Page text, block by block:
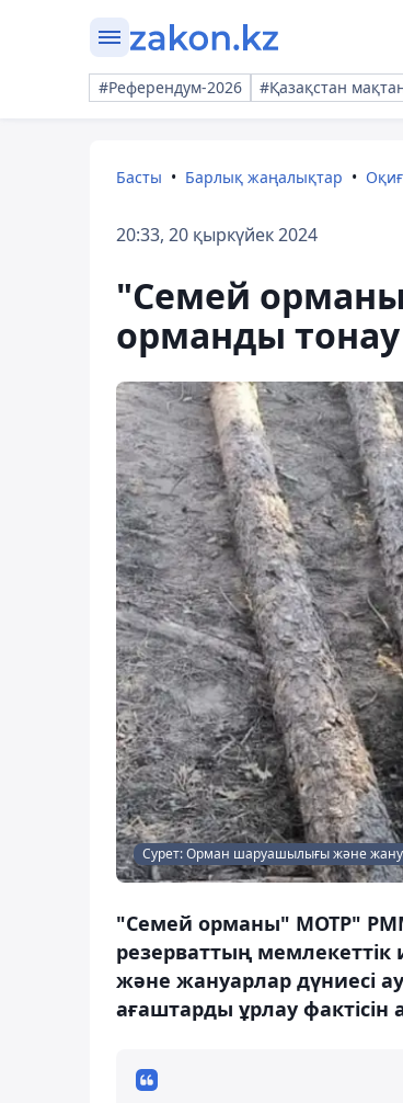
#Референдум-2026 #Қазақстан
Басты Барлық жаңалықтар
20:33, 20 қыркүйек 2024
"Семей
орманды
Сурет: Орман шаруашылығы және
"Семей орманы" МОТР"
резерваттың
және жануарлар дүниесі
ағаштарды ұрлау